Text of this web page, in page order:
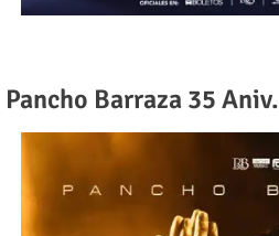
Pancho Barraza 35 Aniv.